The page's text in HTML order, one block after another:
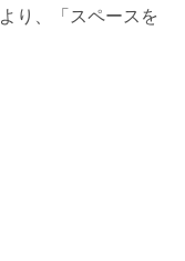
り、「スペースを